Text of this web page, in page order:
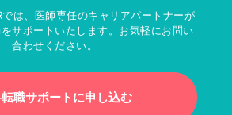
は、医師専任のキャリアパートナーが
サポートいたします。お気軽にお問い
合わせください。
職サポートに申し込む